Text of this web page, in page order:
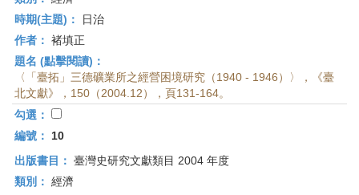
時期(主題)：
日治
作者： 褚填正
題名 (點擊閱讀)：
〈「臺拓」三德礦業所之經營困境研究（1940 - 1946）〉，《臺
北文獻》，150（2004.12），頁131-164。
勾選：
編號：
10
出版書目： 臺灣史研究文獻類目 2004 年度
類別： 經濟